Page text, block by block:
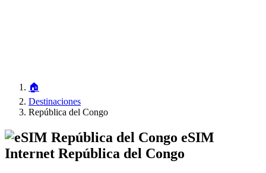
🏠
Destinaciones
República del Congo
eSIM
Internet República del Congo